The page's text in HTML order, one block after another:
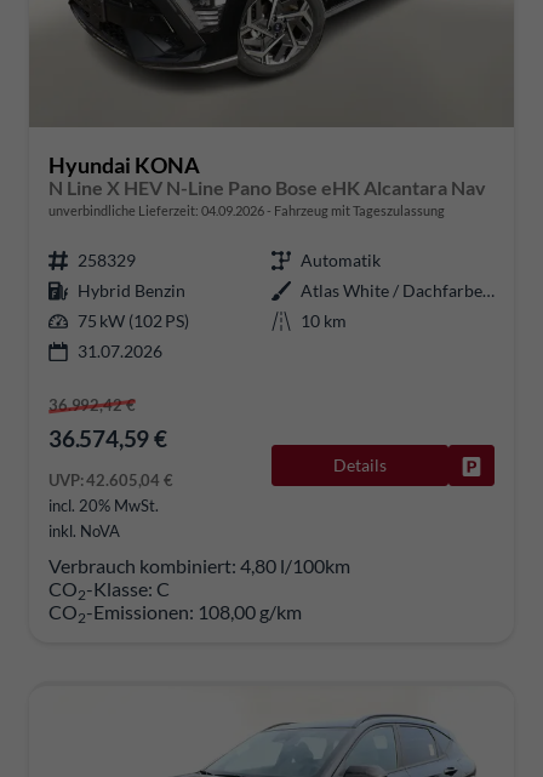
Hyundai KONA
N Line X HEV N-Line Pano Bose eHK Alcantara Nav
unverbindliche Lieferzeit: 04.09.2026 Fahrzeug mit Tageszulassung
258329
Automatik
Hybrid Benzin
Atlas White / Dachfarbe schwarz
75 kW (102 PS)
10 km
31.07.2026
36.992,42 €
36.574,59 €
UVP:42.605,04 €
incl. 20% MwSt.
inkl. NoVA
Details
Verbrauch kombiniert: 4,80 l/100km
CO2-Klasse: C
CO2-Emissionen: 108,00 g/km